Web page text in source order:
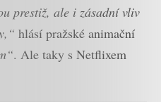
prestiž, ale i zásadní vliv
hlásí pražské animační
. Ale taky s Netflixem